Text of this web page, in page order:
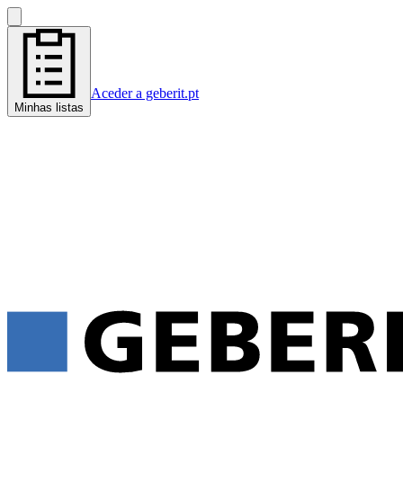
Minhas listas
Aceder a geberit.pt